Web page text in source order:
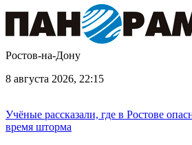
Ростов-на-Дону
8 августа 2026, 22:15
Учёные рассказали, где в Ростове
время шторма